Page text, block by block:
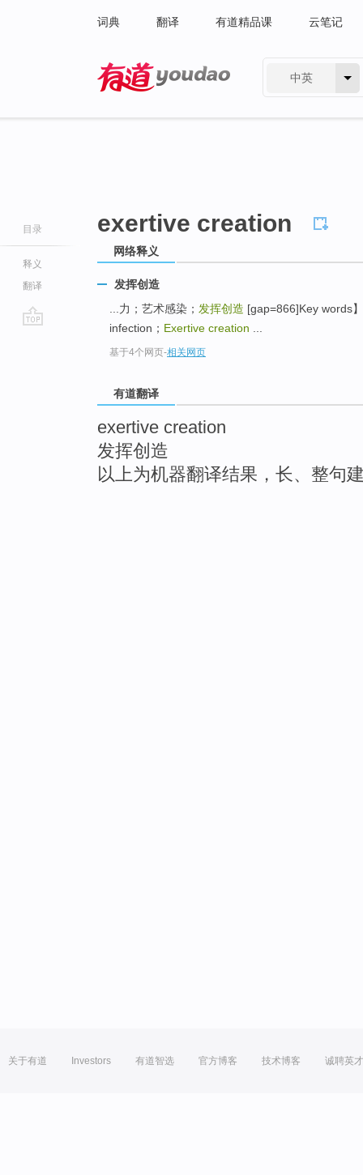
词典 翻译 有道精品课 云笔记
中英
目录
释义
翻译
exertive creation
网络释义
发挥创造
...力；艺术感染； 发挥创造 [gap=866]Key words
infection； Exertive creation
基于4个网页-相关网页
有道翻译
exertive creation
发挥创造
以上为机器翻译结果，长、整句
关于有道 Investors 有道智选 官方博客 技术博客 诚聘英才